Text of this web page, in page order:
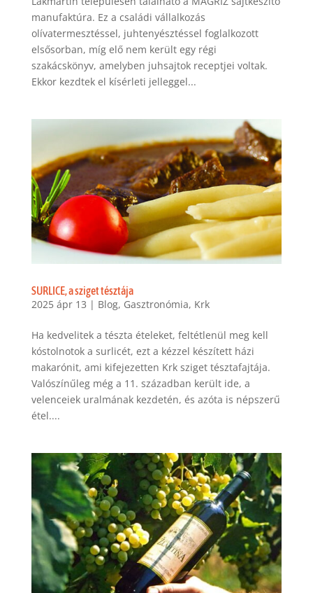
manufaktúra. Ez a családi vállalkozás
olívatermesztéssel, juhtenyésztéssel foglalkozott
elsősorban, míg elő nem került egy régi
szakácskönyv, amelyben juhsajtok receptjei voltak.
Ekkor kezdtek el kísérleti jelleggel...
SURLICE, a sziget tésztája
2025 ápr 13 | Blog, Gasztronómia, Krk
Ha kedvelitek a tészta ételeket, feltétlenül meg kell
kóstolnotok a surlicét, ezt a kézzel készített házi
makarónit, ami kifejezetten Krk sziget tésztafajtája.
Valószínűleg még a 11. században került ide, a
velenceiek uralmának kezdetén, és azóta is népszerű
étel....